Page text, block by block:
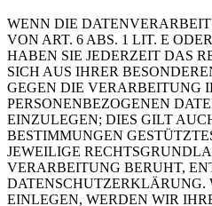
WENN DIE
VON ART. 6 ABS. 1 LIT. E
HABEN SIE JEDERZEIT DAS
SICH AUS IHRER
GEGEN DIE VERARBEITUNG
PERSONENBEZOGENEN
EINZULEGEN; DIES GILT
BESTIMMUNGEN
JEWEILIGE
VERARBEITUNG BERUHT,
DATENSCHUTZERKLÄRUNG.
EINLEGEN, WERDEN WIR